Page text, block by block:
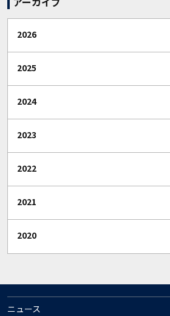
2026
2025
2024
2023
2022
2021
2020
ニュース